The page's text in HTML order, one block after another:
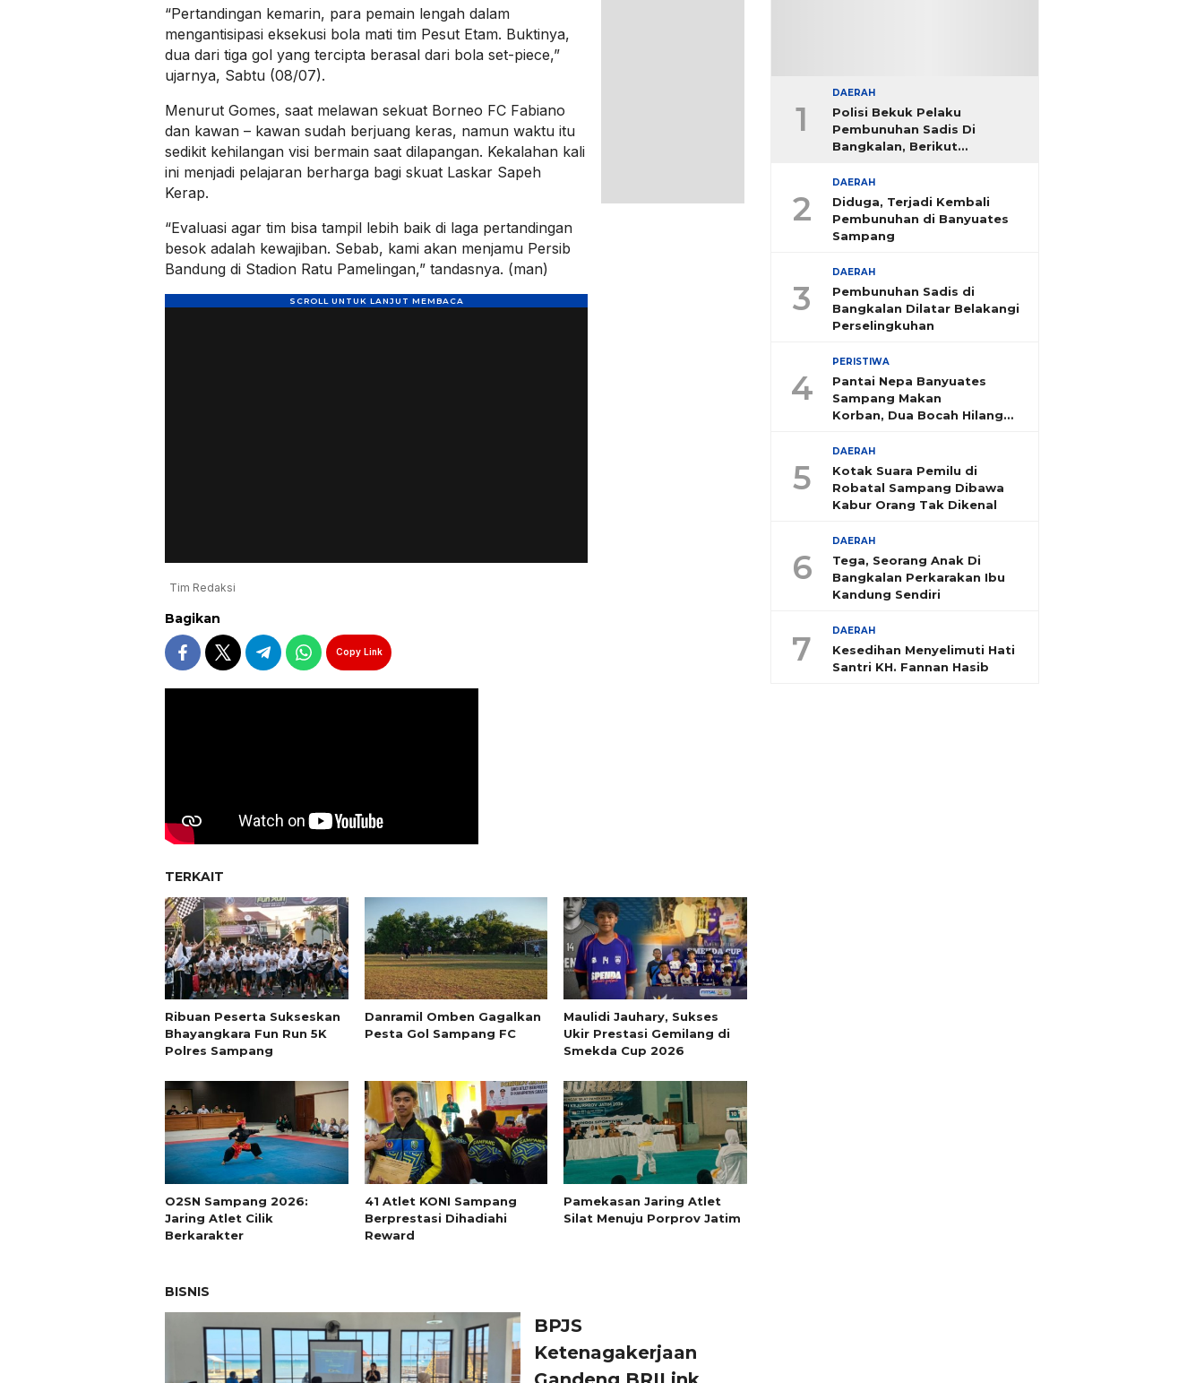
“Pertandingan kemarin, para pemain lengah dalam
mengantisipasi eksekusi bola mati tim Pesut Etam. Buktinya,
dua dari tiga gol yang tercipta berasal dari bola set-piece,”
ujarnya, Sabtu (08/07).
Menurut Gomes, saat melawan sekuat Borneo FC Fabiano
dan kawan – kawan sudah berjuang keras, namun waktu itu
sedikit kehilangan visi bermain saat dilapangan. Kekalahan kali
ini menjadi pelajaran berharga bagi skuat Laskar Sapeh
Kerap.
“Evaluasi agar tim bisa tampil lebih baik di laga pertandingan
besok adalah kewajiban. Sebab, kami akan menjamu Persib
Bandung di Stadion Ratu Pamelingan,” tandasnya. (man)
Tim Redaksi
Bagikan
Copy Link
TERKAIT
Ribuan Peserta Sukseskan
Bhayangkara Fun Run 5K
Polres Sampang
Danramil Omben Gagalkan
Pesta Gol Sampang FC
Maulidi Jauhary, Sukses
Ukir Prestasi Gemilang di
Smekda Cup 2026
O2SN Sampang 2026:
Jaring Atlet Cilik
Berkarakter
41 Atlet KONI Sampang
Berprestasi Dihadiahi
Reward
Pamekasan Jaring Atlet
Silat Menuju Porprov Jatim
BISNIS
BPJS
Ketenagakerjaan
1
DAERAH
Polisi Bekuk Pelaku
Pembunuhan Sadis Di
Bangkalan, Berikut
2
DAERAH
Diduga, Terjadi Kembali
Pembunuhan di Banyuates
Sampang
3
DAERAH
Pembunuhan Sadis di
Bangkalan Dilatar Belakangi
Perselingkuhan
4
PERISTIWA
Pantai Nepa Banyuates
Sampang Makan
Korban, Dua Bocah Hilang
5
DAERAH
Kotak Suara Pemilu di
Robatal Sampang Dibawa
Kabur Orang Tak Dikenal
6
DAERAH
Tega, Seorang Anak Di
Bangkalan Perkarakan Ibu
Kandung Sendiri
7 DAERAH
Kesedihan Menyelimuti Hati
Santri KH. Fannan Hasib